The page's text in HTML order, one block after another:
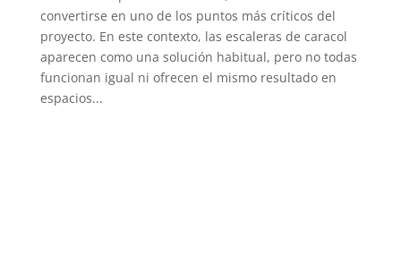
convertirse en uno de los puntos más críticos del
proyecto. En este contexto, las escaleras de caracol
aparecen como una solución habitual, pero no todas
funcionan igual ni ofrecen el mismo resultado en
espacios...